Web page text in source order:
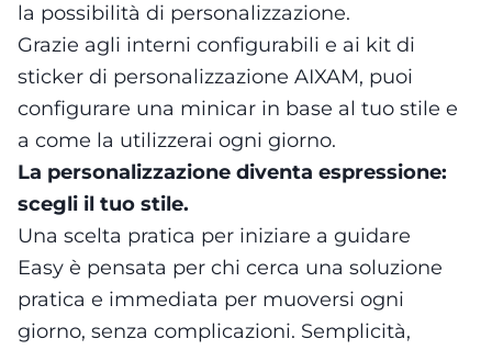
la possibilità di personalizzazione.
Grazie agli interni configurabili e ai kit di
sticker di personalizzazione AIXAM, puoi
configurare una minicar in base al tuo stile e
a come la utilizzerai ogni giorno.
La personalizzazione diventa espressione:
scegli il tuo stile.
Una scelta pratica per iniziare a guidare
Easy è pensata per chi cerca una soluzione
pratica e immediata per muoversi ogni
giorno, senza complicazioni. Semplicità,